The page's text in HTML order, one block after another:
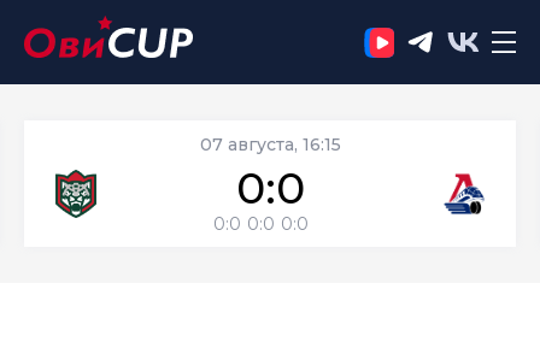
07 августа, 16:15
0:0
0:0 0:0 0:0